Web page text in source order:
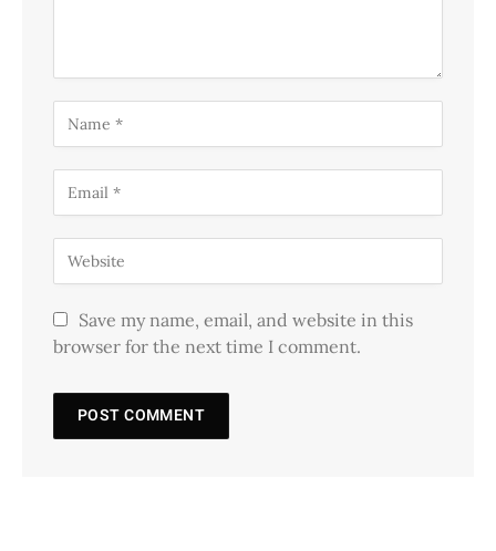
Save my name, email, and website in this
browser for the next time I comment.